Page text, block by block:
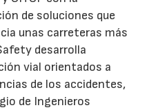
de soluciones que
unas carreteras más
desarrolla
vial orientados a
de los accidentes,
de Ingenieros